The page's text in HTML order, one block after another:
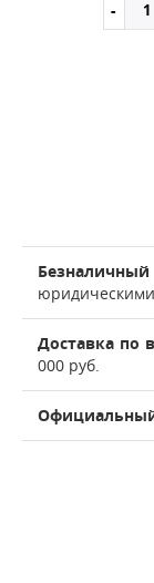
Доставка по
000 руб.